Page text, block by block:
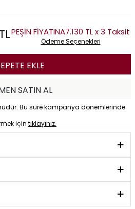
TLPEŞİN FİYATINA7.130 TL x 3 Taksit
Ödeme Seçenekleri
EKLE
SATIN AL
Bu süre kampanya dönemlerinde
için tıklayınız.